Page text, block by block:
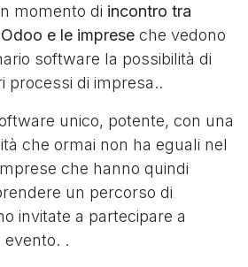
momento di incontro tra
e le imprese che vedono
software la possibilità di
processi di impresa..
unico, potente, con una
che ormai non ha eguali nel
che hanno quindi
un percorso di
invitate a partecipare a
.